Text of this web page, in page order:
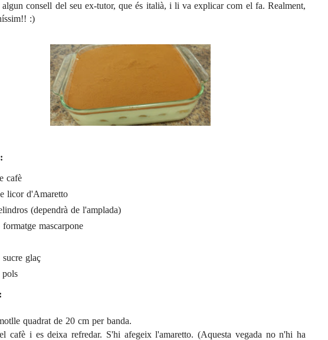
consell del seu ex-tutor, que és italià, i li va explicar com el fa. Realment,
:)
cafè
licor d'Amaretto
(dependrà de l'amplada)
mascarpone
glaç
pols
quadrat de 20 cm per banda.
cafè i es deixa refredar. S'hi afegeix l'amaretto. (Aquesta vegada no n'hi ha